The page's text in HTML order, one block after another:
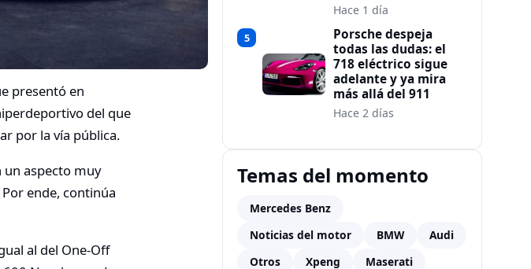
presentó en
del que
por la vía pública.
un aspecto muy
ende, continúa
al del One-Off
Hace 1 día
5
Porsche despeja
todas las dudas: el
718 eléctrico sigue
adelante y ya mira
más allá del 911
Hace 2 días
Temas del momento
Mercedes Benz
Noticias del motor
BMW
Audi
Otros
Xpeng
Maserati